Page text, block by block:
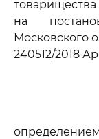
товарищества
на
Московского
240512/2018